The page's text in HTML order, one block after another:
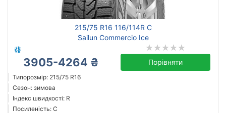
215/75 R16 116/114R C
Sailun Commercio Ice
3905-4264 ₴ Порівняти
Типорозмір: 215/75 R16
Сезон: зимова
Індекс швидкості: R
Посиленість: C